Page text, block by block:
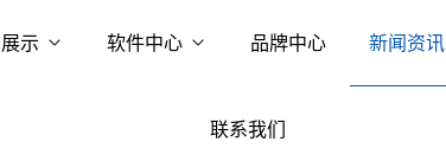
示 软件中心 品牌中心 新闻资讯
联系我们